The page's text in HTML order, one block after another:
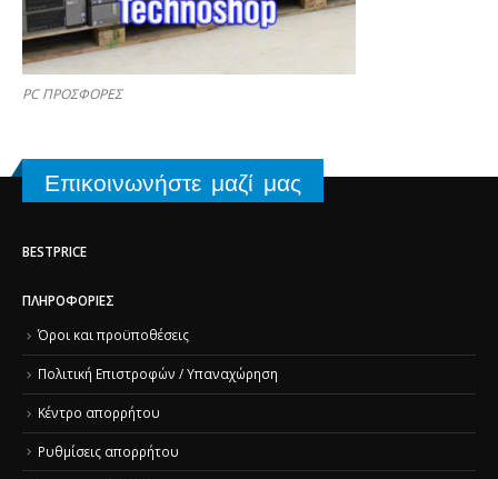
PC ΠΡΟΣΦΟΡΕΣ
Επικοινωνήστε μαζί μας
BESTPRICE
ΠΛΗΡΟΦΟΡΊΕΣ
Όροι και προϋποθέσεις
Πολιτική Επιστροφών / Υπαναχώρηση
Κέντρο απορρήτου
Ρυθμίσεις απορρήτου